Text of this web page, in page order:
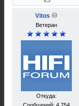
Vitos
Ветеран
Откуда: